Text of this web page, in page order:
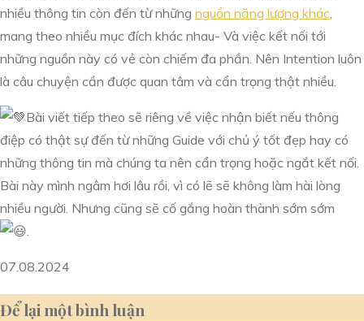
nhiều thông tin còn đến từ những nguồn năng lượng khác,
mang theo nhiều mục đích khác nhau- Và việc kết nối tới
những nguồn này có vẻ còn chiếm đa phần. Nên Intention luôn
là câu chuyện cần được quan tâm và cẩn trọng thật nhiều.
Bài viết tiếp theo sẽ riêng về việc nhận biết nếu thông
điệp có thật sự đến từ những Guide với chủ ý tốt đẹp hay có
những thông tin mà chúng ta nên cẩn trọng hoặc ngắt kết nối.
Bài này mình ngâm hơi lâu rồi, vì có lẽ sẽ không làm hài lòng
nhiều người. Nhưng cũng sẽ cố gắng hoàn thành sớm sớm
.
07.08.2024
Để lại một bình luận